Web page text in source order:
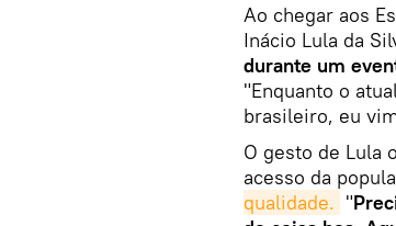
Ao chegar aos
Inácio Lula da
durante um
"Enquanto o
brasileiro, eu
O gesto de Lula
acesso da
qualidade. "